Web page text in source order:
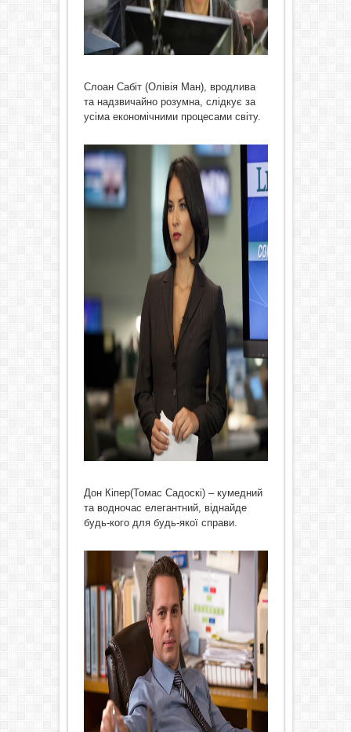
Слоан Сабіт (Олівія Ман), вродлива
та надзвичайно розумна, слідкує за
усіма економічними процесами світу.
Дон Кіпер(Томас Садоскі) – кумедний
та водночас елегантний, віднайде
будь-кого для будь-якої справи.